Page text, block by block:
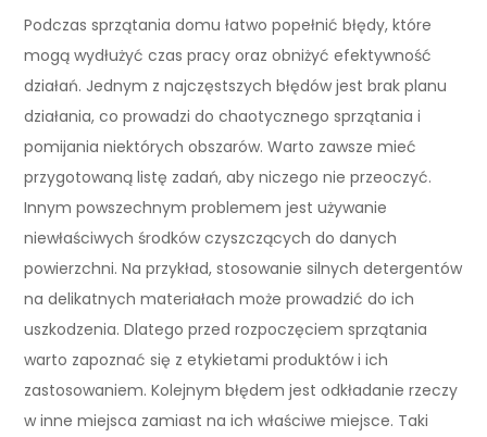
Podczas sprzątania domu łatwo popełnić błędy, które
mogą wydłużyć czas pracy oraz obniżyć efektywność
działań. Jednym z najczęstszych błędów jest brak planu
działania, co prowadzi do chaotycznego sprzątania i
pomijania niektórych obszarów. Warto zawsze mieć
przygotowaną listę zadań, aby niczego nie przeoczyć.
Innym powszechnym problemem jest używanie
niewłaściwych środków czyszczących do danych
powierzchni. Na przykład, stosowanie silnych detergentów
na delikatnych materiałach może prowadzić do ich
uszkodzenia. Dlatego przed rozpoczęciem sprzątania
warto zapoznać się z etykietami produktów i ich
zastosowaniem. Kolejnym błędem jest odkładanie rzeczy
w inne miejsca zamiast na ich właściwe miejsce. Taki